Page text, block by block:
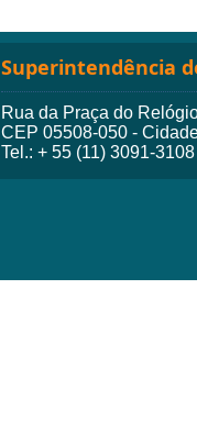
Superintendência
Rua da Praça do
CEP 05508-050 -
Tel.: + 55 (11) 3091-3108